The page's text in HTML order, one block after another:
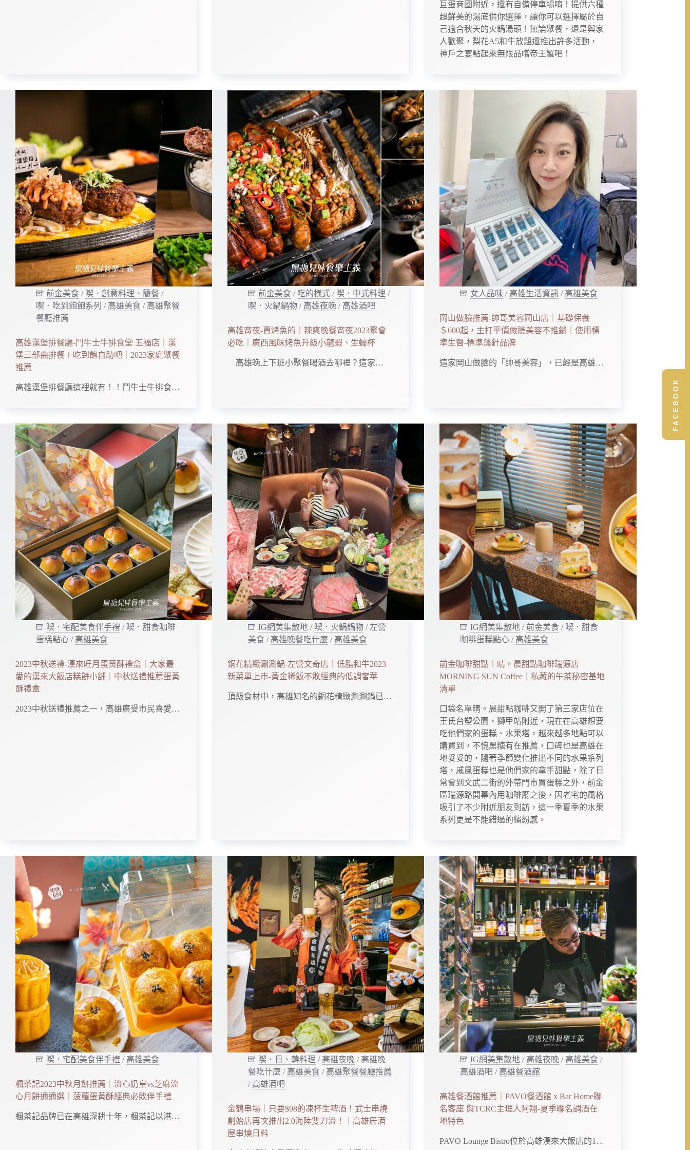
巨蛋商圈附近，還有自備停車場唷！提供六種
超鮮美的湯底供你選擇，讓你可以選擇屬於自
己適合秋天的火鍋湯頭！無論聚餐，還是與家
人歡聚，梨花A5和牛放題還推出許多活動，
神戶之宴點起來無限品嚐帝王蟹吧！
前金美食 / 喫．創意料理、簡餐 /
喫．吃到飽飽系列 / 高雄美食 / 高雄聚餐
餐廳推薦
高雄漢堡排餐廳-鬥牛士牛排食堂 五福店｜漢
堡三部曲排餐＋吃到飽自助吧｜2023家庭聚餐
推薦
高雄漢堡排餐廳這裡就有！！鬥牛士牛排食…
前金美食 / 吃的樣式 / 喫．中式料理 /
喫．火鍋鍋物 / 高雄夜晚 / 高雄酒吧
高雄宵夜-賣烤魚的｜辣爽晚餐宵夜2023聚會
必吃｜廣西風味烤魚升級小龍蝦、生蠔杯
高雄晚上下班小聚餐喝酒去哪裡？這家…
女人品味 / 高雄生活資訊 / 高雄美食
岡山做臉推薦-帥哥美容岡山店｜基礎保養
＄600起，主打平價做臉美容不推銷｜使用標
準生醫-標準藻針品牌
這家岡山做臉的「帥哥美容」，已經是高雄…
喫．宅配美食伴手禮 / 喫．甜食咖啡
蛋糕點心 / 高雄美食
2023中秋送禮-漢來旺月蛋黃酥禮盒｜大家最
愛的漢來大飯店糕餅小舖｜中秋送禮推薦蛋黃
酥禮盒
2023中秋送禮推薦之一，高雄廣受市民喜愛…
IG網美集散地 / 喫．火鍋鍋物 / 左營
美食 / 高雄晚餐吃什麼 / 高雄美食
銅花精緻涮涮鍋-左營文奇店｜低脂和牛2023
新菜單上市-黃金稀飯不敗經典的低調奢華
頂級食材中，高雄知名的銅花精緻涮涮鍋已…
IG網美集散地 / 前金美食 / 喫．甜食
咖啡蛋糕點心 / 高雄美食
前金咖啡甜點｜晴。晨甜點咖啡瑞源店
MORNING SUN Coffee｜私藏的午茶秘密基地
清單
口袋名單晴。晨甜點咖啡又開了第三家店位在
王氏台塑公園，獅甲站附近，現在在高雄想要
吃他們家的蛋糕、水果塔，越來越多地點可以
購買到，不愧黑糖有在推薦，口碑也是高雄在
地妥妥的，隨著季節變化推出不同的水果系列
塔，戚風蛋糕也是他們家的拿手甜點，除了日
常會到文武二街的外帶門市買蛋糕之外，前金
區瑞源路開幕內用咖啡廳之後，因老宅的風格
吸引了不少附近朋友到訪，這一季夏季的水果
系列更是不能錯過的繽紛感。
喫．宅配美食伴手禮 / 高雄美食
楓茶記2023中秋月餅推薦｜流心奶皇vs芝麻流
心月餅通通選｜菠蘿蛋黃酥經典必敗伴手禮
楓茶記品牌已在高雄深耕十年，楓茶記以港…
喫．日、韓料理 / 高雄夜晚 / 高雄晚
餐吃什麼 / 高雄美食 / 高雄聚餐餐廳推薦
/ 高雄酒吧
金鶴串場｜只要$98的凍杯生啤酒！武士串燒
創始店再次推出2.0海陸雙刀流！｜高雄居酒
屋串燒日料
IG網美集散地 / 高雄夜晚 / 高雄美食 /
高雄酒吧 / 高雄餐酒館
高雄餐酒館推薦｜PAVO餐酒館 x Bar Home聯
名客座 與TCRC主理人阿翔-夏季聯名調酒在
地特色
PAVO Lounge Bistro位於高雄漢來大飯店的1…
FACEBOOK